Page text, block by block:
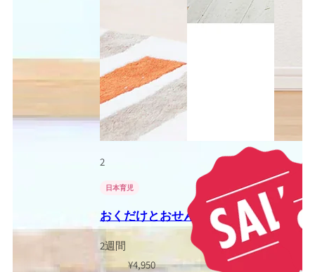
2
日本育児
おくだけとおせんぼ おくトビラ Sサイ
2週間
¥4,950